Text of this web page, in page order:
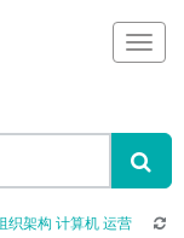
织架构 计算机运营